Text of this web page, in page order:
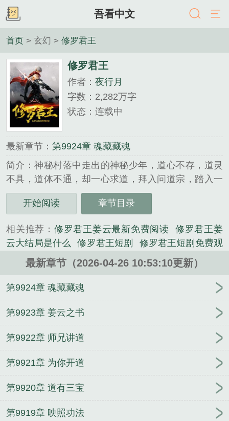
吾看中文
首页 > 玄幻 > 修罗君王
修罗君王
作者： 夜行月
字数：2,282万字
状态：连载中
最新章节： 第9924章 魂藏藏魂
简介：神秘村落中走出的神秘少年，道心不存，道灵
不具，道体不通，却一心求道，拜入问道宗，踏入一
条与众不同的修道之路！...
《修罗君王》是夜行月精心创作的玄幻类小说。
开始阅读 章节目录
相关推荐： 修罗君王姜云最新免费阅读
修罗君王姜
云大结局是什么
修罗君王短剧
修罗君王短剧免费观
修罗君王电视剧在线观看 修罗君王免费观看
罗君王姜云姜月柔8597章节
修罗君王爆火短剧
君王姜云免费无弹窗
修罗君王姜
科
修罗君主的叫什么名字
修罗君王姜云姜月柔最新
修罗君王姜云姜月柔8510章节
最新章节（2026-04-26 10:53:10更新）
第9924章 魂藏藏魂
第9923章 姜云之书
第9922章 师兄讲道
第9921章 为你开道
第9920章 道有三宝
第9919章 映照功法